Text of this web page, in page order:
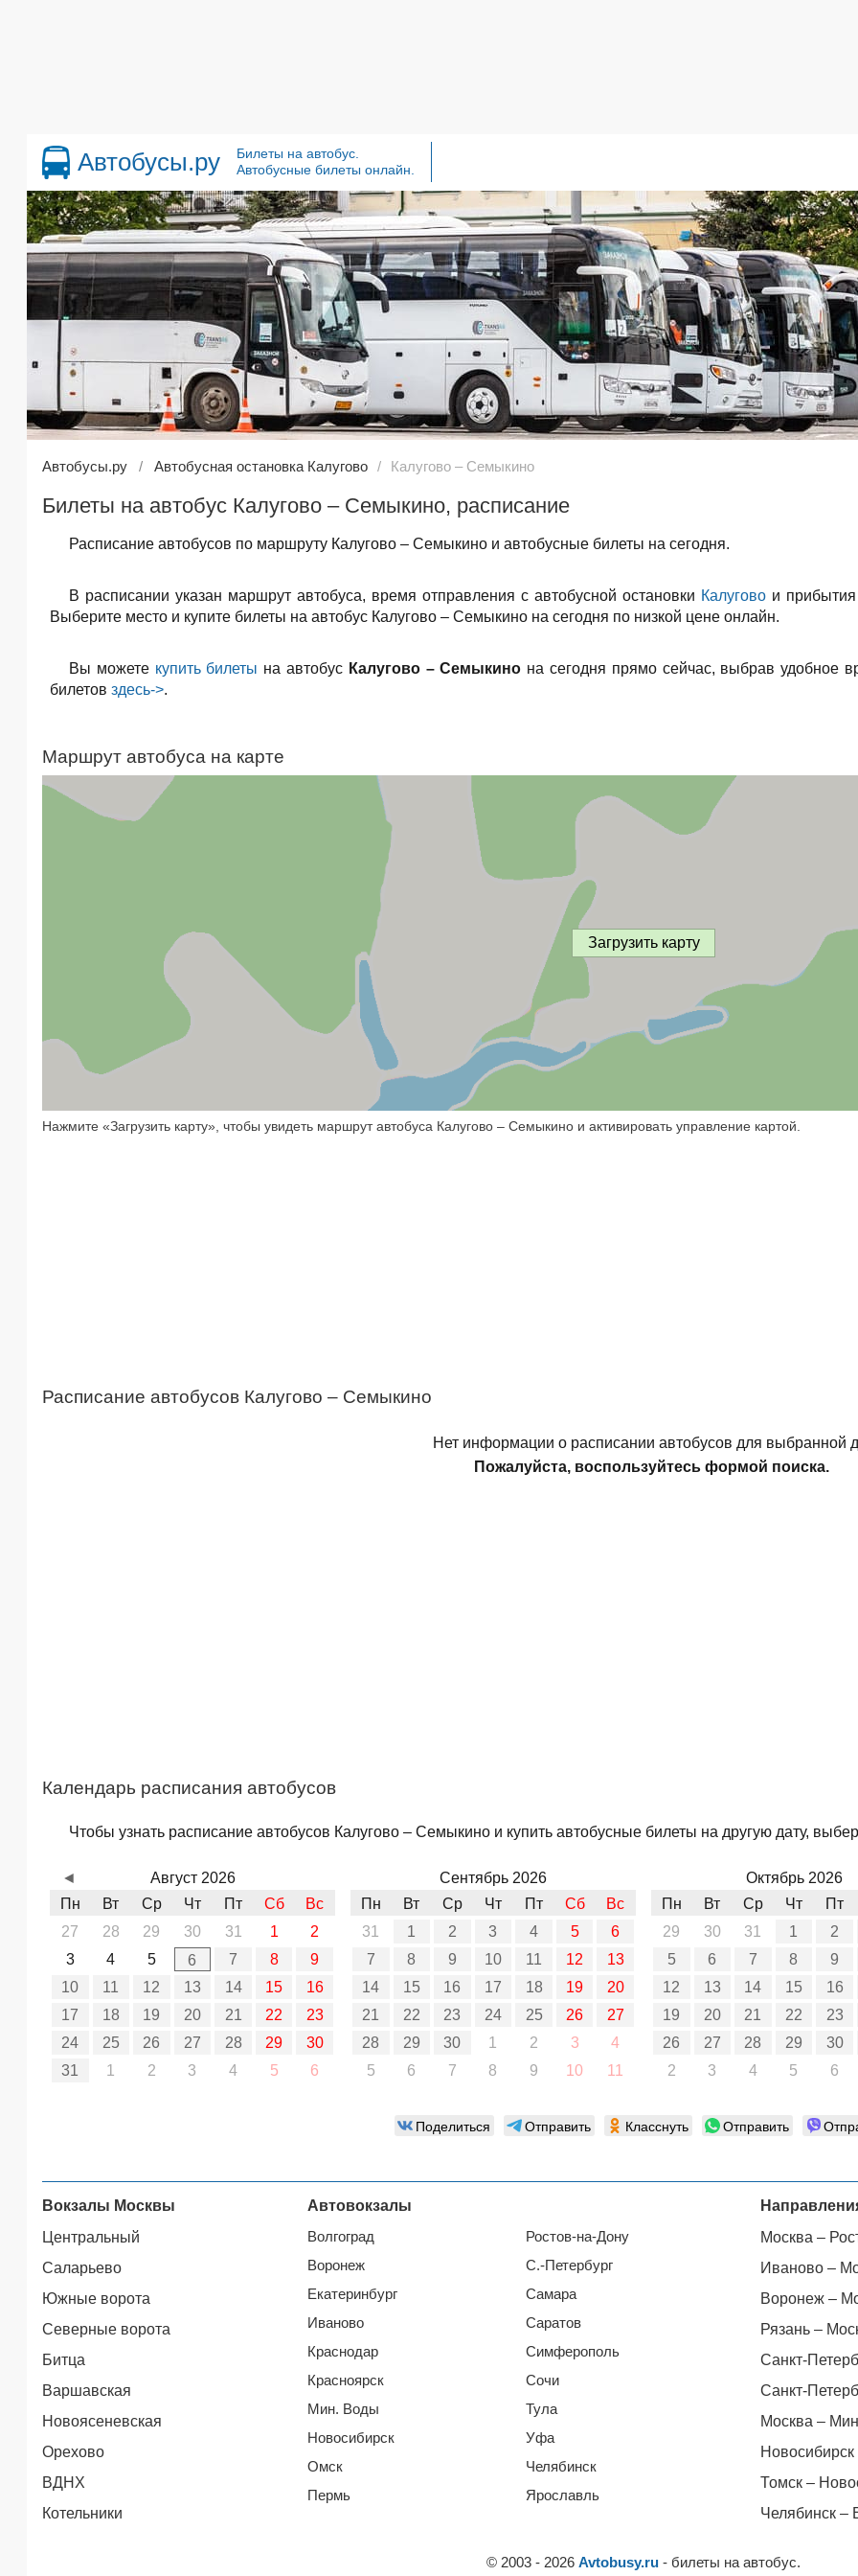
Автобусы.ру
Билеты на автобус.
Автобусные билеты онлайн.
Автобусы.ру Автобусная остановка Калугово Калугово – Семыкино
Билеты на автобус Калугово – Семыкино, расписание
Расписание автобусов по маршруту Калугово – Семыкино и автобусные билеты на сегодня.
В расписании указан маршрут автобуса, время отправления с автобусной остановки Калугово и
Выберите место и купите билеты на автобус Калугово – Семыкино на сегодня по низкой цене онлайн.
Вы можете купить билеты на автобус Калугово – Семыкино на сегодня прямо сейчас, выбрав удобное
билетов здесь->.
Маршрут автобуса на карте
Загрузить карту
Нажмите «Загрузить карту», чтобы увидеть маршрут автобуса Калугово – Семыкино и активировать управление картой.
Расписание автобусов Калугово – Семыкино
Нет информации о расписании автобусов для выбранной
Пожалуйста, воспользуйтесь формой поиска.
Календарь расписания автобусов
Чтобы узнать расписание автобусов Калугово – Семыкино и купить автобусные билеты на другую дату,
Август 2026
Пн
Вт Ср Чт Пт Сб
Вс
27
28 29 30 31 1
2
3
4 5 6 7 8
9
10
11 12 13 14 15
16
17
18 19 20 21 22
23
24
25 26 27 28 29
30
31
1 2 3 4 5 6
Сентябрь 2026
Пн
Вт Ср Чт Пт Сб
Вс
31
1 2 3 4 5
6
7
8 9 10 11 12
13
14
15 16 17 18 19
20
21
22 23 24 25 26
27
28
29 30 1 2 3
4
5
6 7 8 9 10 11
Октябрь 2026
Пн
Вт Ср Чт
Пт
29
30 31 1
2
5
6 7 8
9
12
13 14 15
16
19
20 21 22
23
26
27 28 29
30
2
3 4 5 6
◄
Поделиться Отправить Класснуть Отправить
Вокзалы Москвы
Центральный
Саларьево
Южные ворота
Северные ворота
Битца
Варшавская
Новоясеневская
Орехово
ВДНХ
Котельники
Автовокзалы
Волгоград
Воронеж
Екатеринбург
Иваново
Краснодар
Красноярск
Мин. Воды
Новосибирск
Омск
Пермь
Ростов-на-Дону
С.-Петербург
Самара
Саратов
Симферополь
Сочи
Тула
Уфа
Челябинск
Ярославль
Москва –
Иваново –
Воронеж –
Рязань –
Санкт-
Санкт-
Москва –
Томск –
Челябинск –
© 2003 - 2026 Avtobusy.ru - билеты на автобус.